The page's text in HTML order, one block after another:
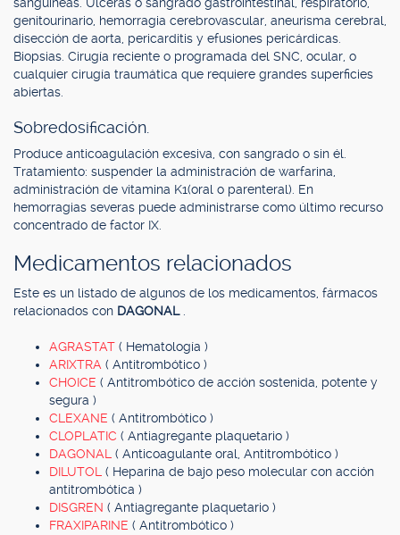
genitourinario, hemorragia cerebrovascular, aneurisma cerebral,
disección de aorta, pericarditis y efusiones pericárdicas.
Biopsias. Cirugía reciente o programada del SNC, ocular, o
cualquier cirugía traumática que requiere grandes superficies
abiertas.
Sobredosificación.
Produce anticoagulación excesiva, con sangrado o sin él.
Tratamiento: suspender la administración de warfarina,
administración de vitamina K1(oral o parenteral). En
hemorragias severas puede administrarse como último recurso
concentrado de factor IX.
Medicamentos relacionados
Este es un listado de algunos de los medicamentos, fármacos
relacionados con DAGONAL
AGRASTAT ( Hematología )
ARIXTRA ( Antitrombótico )
CHOICE ( Antitrombótico de acción sostenida, potente y
segura )
CLEXANE ( Antitrombótico )
CLOPLATIC ( Antiagregante plaquetario )
DAGONAL ( Anticoagulante oral, Antitrombótico )
DILUTOL ( Heparina de bajo peso molecular con acción
antitrombótica )
DISGREN ( Antiagregante plaquetario )
FRAXIPARINE ( Antitrombótico )